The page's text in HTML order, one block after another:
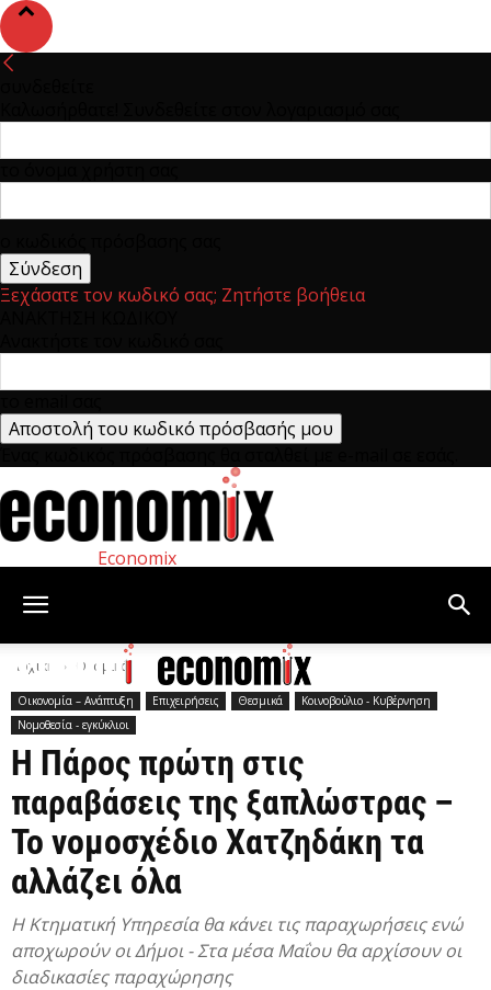
Ξεχάσατε τον κωδικό σας; Ζητήστε βοήθεια
Economix
Αρχική Θεσμικά
Οικονομία – Ανάπτυξη Επιχειρήσεις Θεσμικά
Κοινοβούλιο - Κυβέρνηση
Νομοθεσία - εγκύκλιοι
Η Πάρος πρώτη στις
παραβάσεις της ξαπλώστρας –
Το νομοσχέδιο Χατζηδάκη τα
αλλάζει όλα
Η Κτηματική Υπηρεσία θα κάνει τις παραχωρήσεις ενώ
αποχωρούν οι Δήμοι - Στα μέσα Μαΐου θα αρχίσουν οι
διαδικασίες παραχώρησης